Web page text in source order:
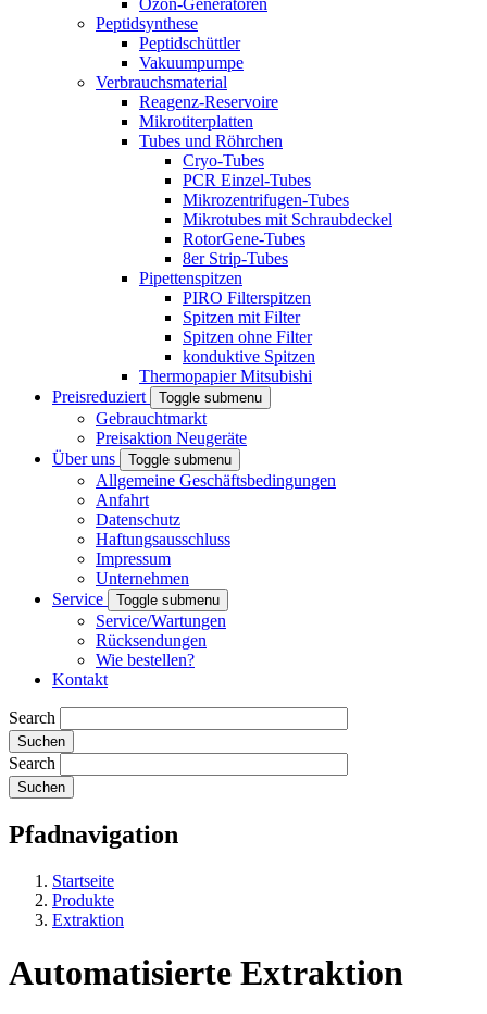
Ozon-Generatoren
Peptidsynthese
Peptidschüttler
Vakuumpumpe
Verbrauchsmaterial
Reagenz-Reservoire
Mikrotiterplatten
Tubes und Röhrchen
Cryo-Tubes
PCR Einzel-Tubes
Mikrozentrifugen-Tubes
Mikrotubes mit Schraubdeckel
RotorGene-Tubes
8er Strip-Tubes
Pipettenspitzen
PIRO Filterspitzen
Spitzen mit Filter
Spitzen ohne Filter
konduktive Spitzen
Thermopapier Mitsubishi
Preisreduziert
Toggle submenu
Gebrauchtmarkt
Preisaktion Neugeräte
Über uns
Toggle submenu
Allgemeine Geschäftsbedingungen
Anfahrt
Datenschutz
Haftungsausschluss
Impressum
Unternehmen
Service
Toggle submenu
Service/Wartungen
Rücksendungen
Wie bestellen?
Kontakt
Search
Search
Pfadnavigation
Startseite
Produkte
Extraktion
Automatisierte Extraktion